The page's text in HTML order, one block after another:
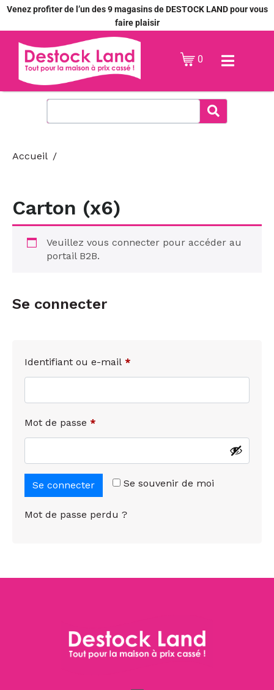
Venez profiter de l’un des 9 magasins de DESTOCK LAND pour vous
faire plaisir
0
Accueil
Carton (x6)
Veuillez vous connecter pour accéder au
portail B2B.
Se connecter
Identifiant ou e-mail *
Mot de passe *
Se souvenir de moi
Se connecter
Mot de passe perdu ?